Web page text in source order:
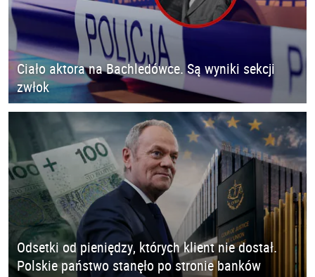
Ciało aktora na Bachledówce. Są wyniki sekcji
zwłok
Odsetki od pieniędzy, których klient nie dostał.
Polskie państwo stanęło po stronie banków